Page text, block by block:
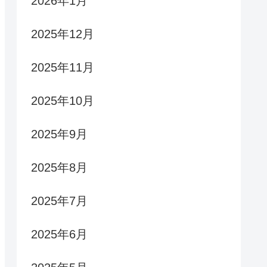
2025年12月
2025年11月
2025年10月
2025年9月
2025年8月
2025年7月
2025年6月